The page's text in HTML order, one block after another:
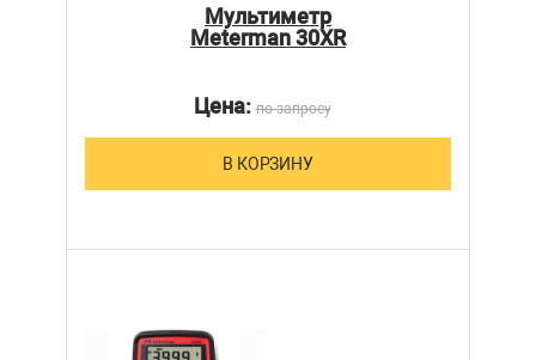
Мультиметр
Meterman 30XR
Цена:по запросу
В КОРЗИНУ